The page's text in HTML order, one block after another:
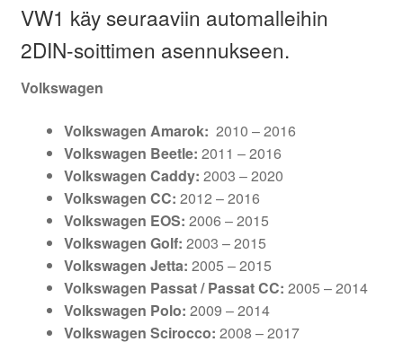
VW1 käy seuraaviin automalleihin
2DIN-soittimen asennukseen.
Volkswagen
Volkswagen Amarok: 2010 – 2016
Volkswagen Beetle: 2011 – 2016
Volkswagen Caddy: 2003 – 2020
Volkswagen CC: 2012 – 2016
Volkswagen EOS: 2006 – 2015
Volkswagen Golf: 2003 – 2015
Volkswagen Jetta: 2005 – 2015
Volkswagen Passat / Passat CC: 2005 – 2014
Volkswagen Polo: 2009 – 2014
Volkswagen Scirocco: 2008 – 2017